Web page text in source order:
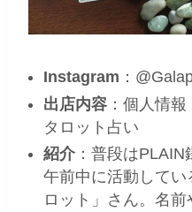
Instagram ：
出店内容 ：個人情
タロット占い
紹介 ：普段は
午前中に活動してい
ロット」さん。名